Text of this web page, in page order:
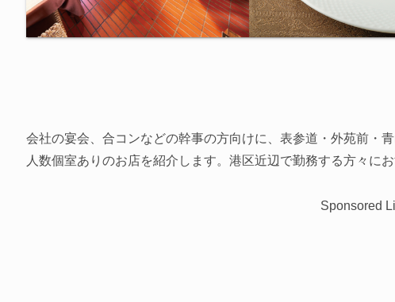
会社の宴会、合コンなどの幹事の方向けに、表参道・外苑前・
人数個室ありのお店を紹介します。港区近辺で勤務する方々にお
Sponsored